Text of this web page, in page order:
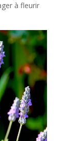
à fleurir